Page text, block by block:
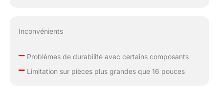
Inconvénients
–Problèmes de durabilité avec certains composants
–Limitation sur pièces plus grandes que 16 pouces